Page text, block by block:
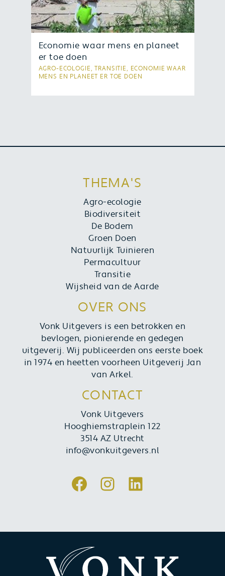
Economie waar mens en planeet
er toe doen
AGRO-ECOLOGIE, TRANSITIE, ECONOMIE WAAR
MENS EN PLANEET ER TOE DOEN
waardigheid, welvaart & welzijn
THEMA'S
Agro-ecologie
Biodiversiteit
De Bodem
Groen Doen
Natuurlijk Tuinieren
Permacultuur
Transitie
Wijsheid van de Aarde
OVER ONS
Vonk Uitgevers is een betrokken en
bevlogen, pionierende en gedegen
uitgeverij. Wij publiceerden ons eerste boek
in 1974 en heetten voorheen Uitgeverij Jan
van Arkel.
CONTACT
Vonk Uitgevers
Hooghiemstraplein 122
3514 AZ Utrecht
info@vonkuitgevers.nl
Facebook
Instagram
LinkedIn